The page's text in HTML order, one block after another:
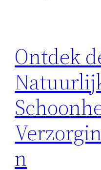
Ontdek
n